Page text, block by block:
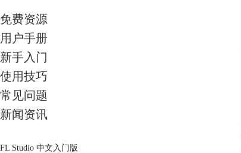
免费资源
用户手册
新手入门
使用技巧
常见问题
新闻资讯
FL Studio 中文入门版